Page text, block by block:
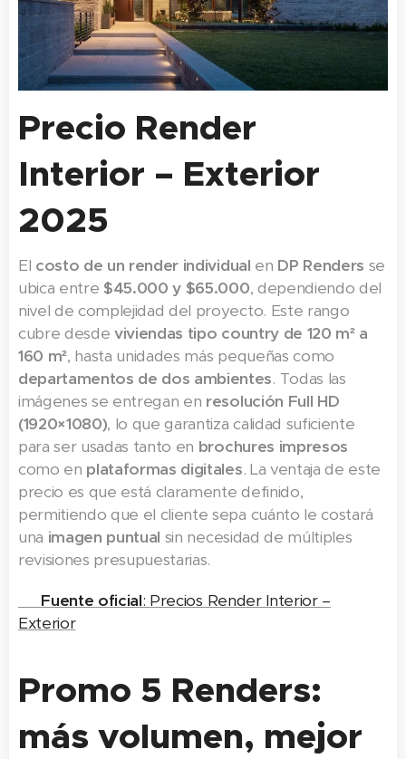
Precio Render
Interior – Exterior
2025
El costo de un render individual en DP Renders se
ubica entre $45.000 y $65.000, dependiendo del
nivel de complejidad del proyecto. Este rango
cubre desdeviviendas tipo country de 120 m² a
160 m², hasta unidades más pequeñas como
departamentos de dos ambientes. Todas las
imágenes se entregan en resolución Full HD
(1920×1080), lo que garantiza calidad suficiente
para ser usadas tanto en brochures impresos
como en plataformas digitales. La ventaja de este
precio es que está claramente definido,
permitiendo que el cliente sepa cuánto le costará
una imagen puntual sin necesidad de múltiples
revisiones presupuestarias.
Fuente oficial: Precios Render Interior –
Exterior
Promo 5 Renders:
más volumen, mejor